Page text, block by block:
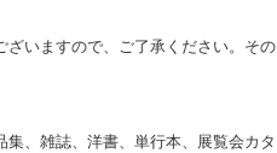
いますので、ご了承ください。その
、雑誌、洋書、単行本、展覧会カタ